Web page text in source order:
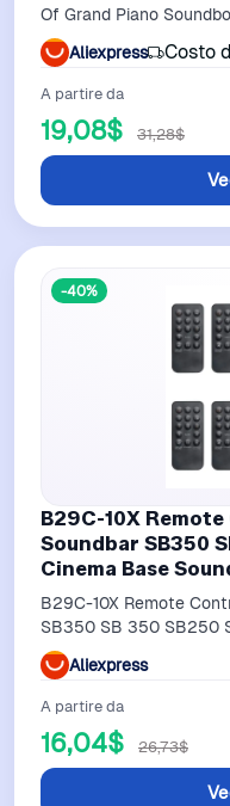
Of Grand Piano
Aliexpress
Costo
A partire da
19,08$ 31,28$
-40%
B29C-10X
Soundbar SB350
Cinema Base
B29C-10X Remote
SB350 SB 350 SB250
2.2 Sound Bar
Aliexpress
A partire da
16,04$ 26,73$